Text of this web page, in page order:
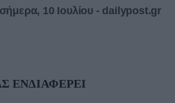
ΕΝΔΙΑΦΕΡΕΙ